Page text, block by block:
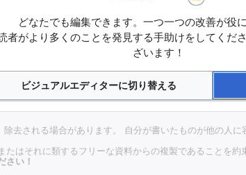
去される場合があります。 自分が書いたものが他の人に
はそれに類するフリーな資料からの複製であることを約
さい！
どなたでも編集できます。一つ一つの改善が役に
者がより多くのことを発見する手助けをしてくだ
ざいます！
ビジュアルエディターに切り替える